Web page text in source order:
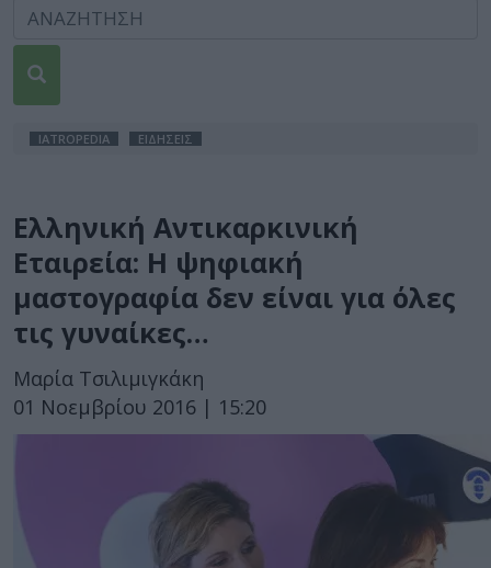
IATROPEDIA ΕΙΔΗΣΕΙΣ
Ελληνική Αντικαρκινική
Εταιρεία: Η ψηφιακή
μαστογραφία δεν είναι για όλες
τις γυναίκες…
Μαρία Τσιλιμιγκάκη
01 Νοεμβρίου 2016 | 15:20